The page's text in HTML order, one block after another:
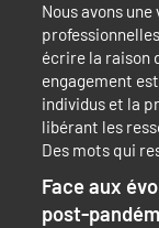
Nous avons
écrire la raison
engagement
individus et la
libérant les
Des mots qui
Face aux
post-